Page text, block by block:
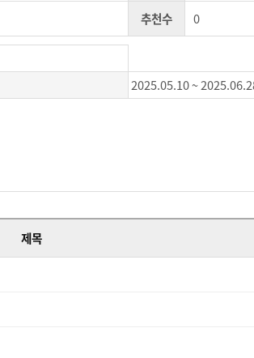
추천수 0
2025.05.10 ~
제목